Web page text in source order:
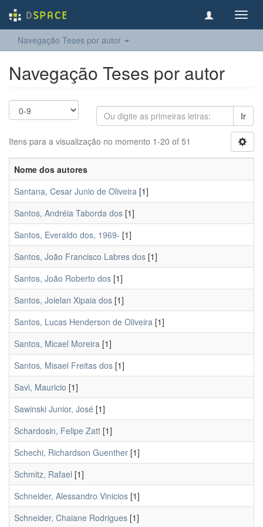
Navegação Teses por autor
Navegação Teses por autor
Ir
Itens para a visualização no momento 1-20 of 51
Nome dos autores
Santana, Cesar Junio de Oliveira [1]
Santos, Andréia Taborda dos [1]
Santos, Everaldo dos, 1969- [1]
Santos, João Francisco Labres dos [1]
Santos, João Roberto dos [1]
Santos, Joielan Xipaia dos [1]
Santos, Lucas Henderson de Oliveira [1]
Santos, Micael Moreira [1]
Santos, Misael Freitas dos [1]
Savi, Mauricio [1]
Sawinski Junior, José [1]
Schardosin, Felipe Zatt [1]
Schechi, Richardson Guenther [1]
Schmitz, Rafael [1]
Schneider, Alessandro Vinicios [1]
Schneider, Chaiane Rodrigues [1]